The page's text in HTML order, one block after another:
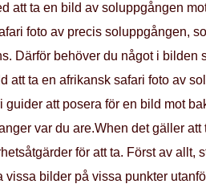
att ta en bild av soluppgången
foto av precis soluppgången,
Därför behöver du något i
att ta en afrikansk safari foto av
att posera för en bild mot
var du are.When det gäller
för att ta. Först av
vissa bilder på vissa punkter